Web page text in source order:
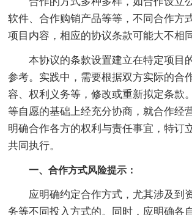
软件、合作购销产品等等，不同合作方
项目内容，相应的协议条款可能大不相同
本协议的条款设置建立在特定项目
参考。实践中，需要根据双方实际的合
容、权利义务等，修改或重新拟定条款
等自愿的基础上经充分协商，就合作经
明确合作各方的权利与责任事宜，特订
共同执行。
一、合作方式风险提示：
应明确约定合作方式，尤其涉及到
务等不同投入方式的。同时，应明确各